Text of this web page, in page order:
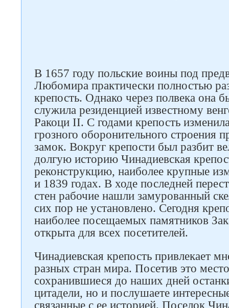
В 1657 году польские воины под
Любомира практически полностью
крепость. Однако через полвека она
служила резиденцией известному
Ракоци II. С годами крепость
грозного оборонительного строения
замок. Вокруг крепости был разбит
долгую историю Чинадиевская
реконструкцию, наиболее крупные
и 1839 годах. В ходе последней
стен рабочие нашли замурованный
сих пор не установлено. Сегодня
наиболее посещаемых памятников
открыта для всех посетителей.
Чинадиевская крепость привлекает
разных стран мира. Посетив это
сохранившиеся до наших дней
цитадели, но и послушаете
связанные с ее историей. Поселок
Следите за нами в соцсетях